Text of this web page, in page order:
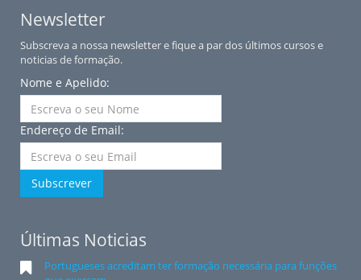
Newsletter
Subscreva a nossa newsletter e fique a par dos últimos cursos e
noticias de formação.
Nome e Apelido:
Endereço de Email:
Subscrever
Últimas Noticias
Portugueses acreditam ter formação necessária para funções